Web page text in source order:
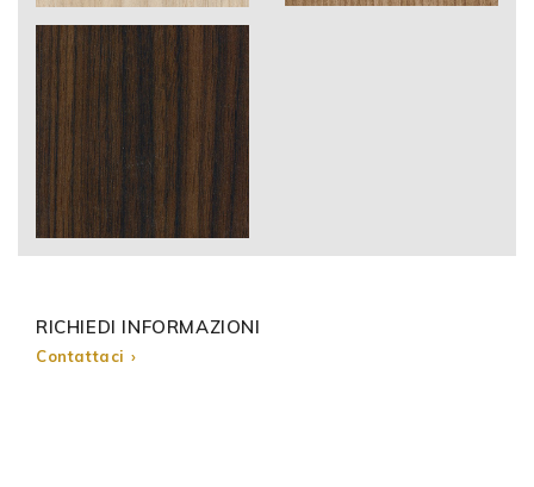
RICHIEDI INFORMAZIONI
Contattaci ›